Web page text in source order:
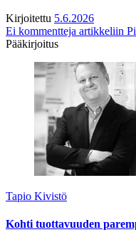
Kirjoitettu 5.6.2026
Ei kommentteja artikkeliin
Pääkirjoitus
Tapio Kivistö
Kohti tuottavuuden